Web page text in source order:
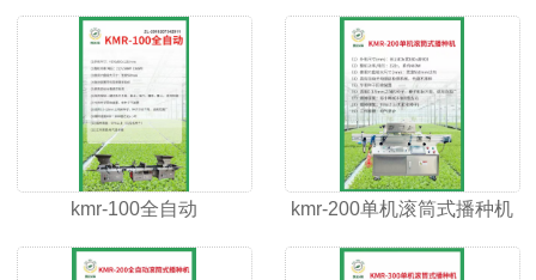
kmr-100全自动 kmr-200单机滚筒式播种机